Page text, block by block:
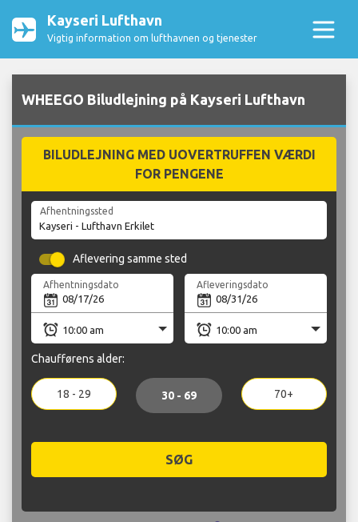
Kayseri Lufthavn
Vigtig information om lufthavnen og tjenester
WHEEGO Biludlejning på Kayseri Lufthavn
BILUDLEJNING MED UOVERTRUFFEN VÆRDI
FOR PENGENE
Afhentningssted
Aflevering samme sted
Afhentningsdato Afleveringsdato
Chaufførens alder:
18 - 29 30 - 69 70+
SØG